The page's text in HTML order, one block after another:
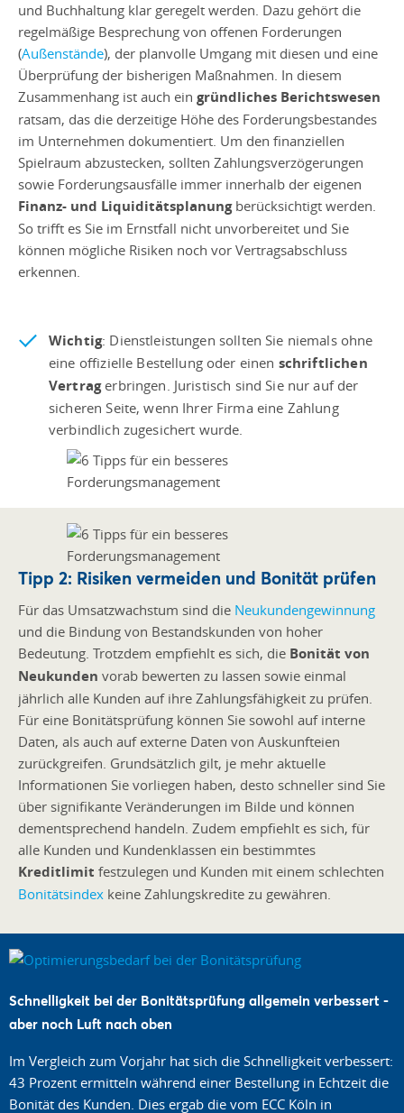
und Buchhaltung klar geregelt werden. Dazu gehört die
regelmäßige Besprechung von offenen Forderungen
(Außenstände), der planvolle Umgang mit diesen und eine
Überprüfung der bisherigen Maßnahmen. In diesem
Zusammenhang ist auch ein gründliches Berichtswesen
ratsam, das die derzeitige Höhe des Forderungsbestandes
im Unternehmen dokumentiert. Um den finanziellen
Spielraum abzustecken, sollten Zahlungsverzögerungen
sowie Forderungsausfälle immer innerhalb der eigenen
Finanz- und Liquiditätsplanungberücksichtigt werden.
So trifft es Sie im Ernstfall nicht unvorbereitet und Sie
können mögliche Risiken noch vor Vertragsabschluss
erkennen.
Wichtig: Dienstleistungen sollten Sie niemals ohne
eine offizielle Bestellung oder einen schriftlichen
Vertragerbringen. Juristisch sind Sie nur auf der
sicheren Seite, wenn Ihrer Firma eine Zahlung
verbindlich zugesichert wurde.
Tipp 2: Risiken vermeiden und Bonität prüfen
Für das Umsatzwachstum sind die Neukundengewinnung
und die Bindung von Bestandskunden von hoher
Bedeutung. Trotzdem empfiehlt es sich, die Bonität von
Neukunden vorab bewerten zu lassen sowie einmal
jährlich alle Kunden auf ihre Zahlungsfähigkeit zu prüfen.
Für eine Bonitätsprüfung können Sie sowohl auf interne
Daten, als auch auf externe Daten von Auskunfteien
zurückgreifen. Grundsätzlich gilt, je mehr aktuelle
Informationen Sie vorliegen haben, desto schneller sind Sie
über signifikante Veränderungen im Bilde und können
dementsprechend handeln. Zudem empfiehlt es sich, für
alle Kunden und Kundenklassen ein bestimmtes
Kreditlimit festzulegen und Kunden mit einem schlechten
Bonitätsindex keine Zahlungskredite zu gewähren.
Schnelligkeit bei der Bonitätsprüfung allgemein verbessert -
aber noch Luft nach oben
Im Vergleich zum Vorjahr hat sich die Schnelligkeit verbessert:
43 Prozent ermitteln während einer Bestellung in Echtzeit die
Bonität des Kunden. Dies ergab die vom ECC Köln in